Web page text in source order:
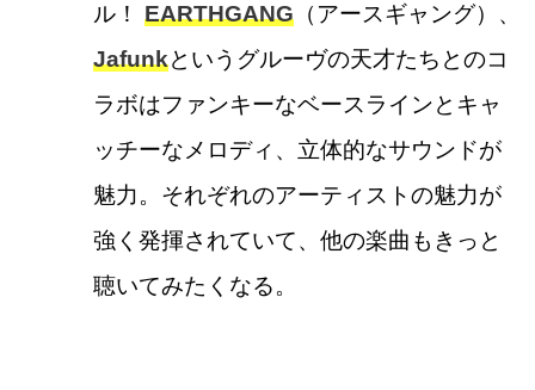
ル！ EARTHGANG（アースギャング）、
Jafunkというグルーヴの天才たちとのコ
ラボはファンキーなベースラインとキャ
ッチーなメロディ、立体的なサウンドが
魅力。それぞれのアーティストの魅力が
強く発揮されていて、他の楽曲もきっと
聴いてみたくなる。